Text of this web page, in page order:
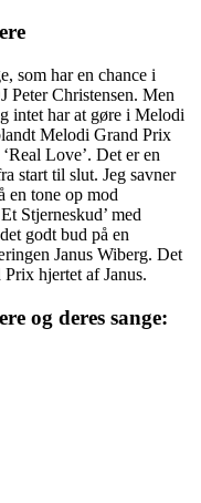
som har en chance i
Peter Christensen. Men
intet har at gøre i Melodi
Melodi Grand Prix
Love’. Det er en
start til slut. Jeg savner
en tone op mod
Stjerneskud’ med
godt bud på en
Janus Wiberg. Det
hjertet af Janus.
og deres sange: